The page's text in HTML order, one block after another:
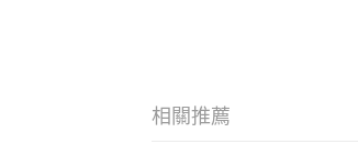
相關推薦